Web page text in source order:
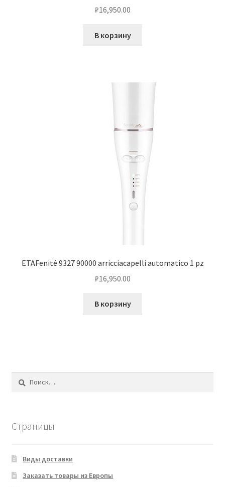
₽16,950.00
В корзину
ETAFenité 9327 90000 arricciacapelli automatico 1 pz
₽16,950.00
В корзину
Найти:
Страницы
Виды доставки
Заказать товары из Европы